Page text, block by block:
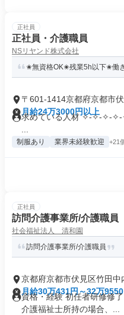
正社員
正社員・介護職員
NSリヤンド株式会社
✬無資格OK✬残業5h以下✬働
〒601-1414京都府京都市
月給24万3000円以上
求めている人材 ✧-✧-
制服あり 業界未経験歓迎 +21
正社員
訪問介護事業所/介護職員
社会福祉法人 清和園
訪問介護事業所/介護職員
京都府京都市伏見区竹田中
月給30万431円～32万9550
資格・経験 初任者研修修
介護福祉士所持の場合、...